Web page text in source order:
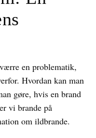
en problematik,
Hvordan kan man
gøre, hvis en brand
vi brande på
om ildbrande.